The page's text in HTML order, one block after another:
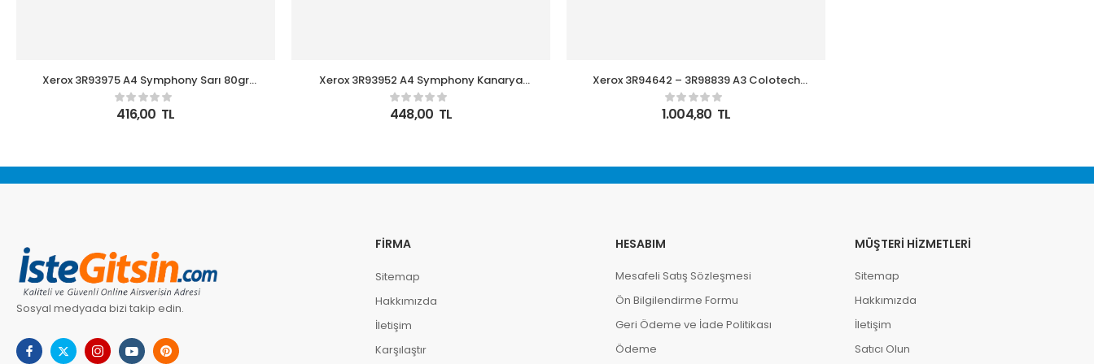
Xerox 3R93975 A4 Symphony Sarı 80gr
(=AÇIK SARI)
416,00 TL
Xerox 3R93952 A4 Symphony Kanarya
Sarısı 80gr
448,00 TL
Xerox 3R94642 – 3R98839 A3 Colotech
Fotokopi Kağıdı 90gr-500 lü
1.004,80 TL
Sosyal medyada bizi takip edin.
FIRMA
Sitemap
Hakkımızda
İletişim
Karşılaştır
HESABIM
Mesafeli Satış Sözleşmesi
Ön Bilgilendirme Formu
Geri Ödeme ve İade Politikası
Ödeme
MÜŞTERI HIZMETLERI
Sitemap
Hakkımızda
İletişim
Satıcı Olun